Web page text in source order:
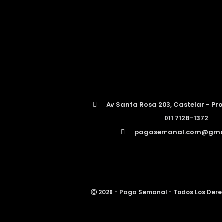
Av Santa Rosa 203, Castelar -
011 7128-1372
Ⓒ 2026 - Paga Semanal - Todos Los